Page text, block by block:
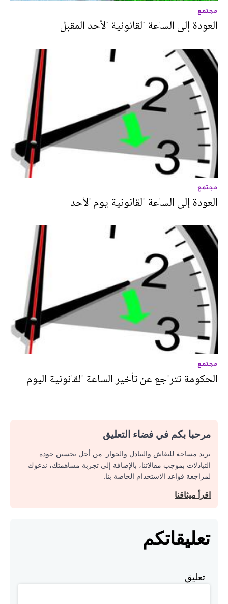
مجتمع
العودة إلى الساعة القانونية الأحد المقبل
مجتمع
العودة إلى الساعة القانونية يوم الأحد
مجتمع
الحكومة تتراجع عن تأخير الساعة القانونية اليوم
مرحبا بكم في فضاء التعليق
نريد مساحة للنقاش والتبادل والحوار. من أجل تحسين جودة
التبادلات بموجب مقالاتنا، بالإضافة إلى تجربة مساهمتك، ندعوك
لمراجعة قواعد الاستخدام الخاصة بنا.
اقرأ ميثاقنا
تعليقاتكم
تعليق